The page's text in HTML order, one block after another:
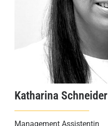
Katharina Schneider
Management Assistentin